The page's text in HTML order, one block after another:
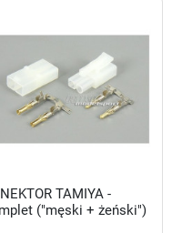
TAMIYA -
("męski + żeński")